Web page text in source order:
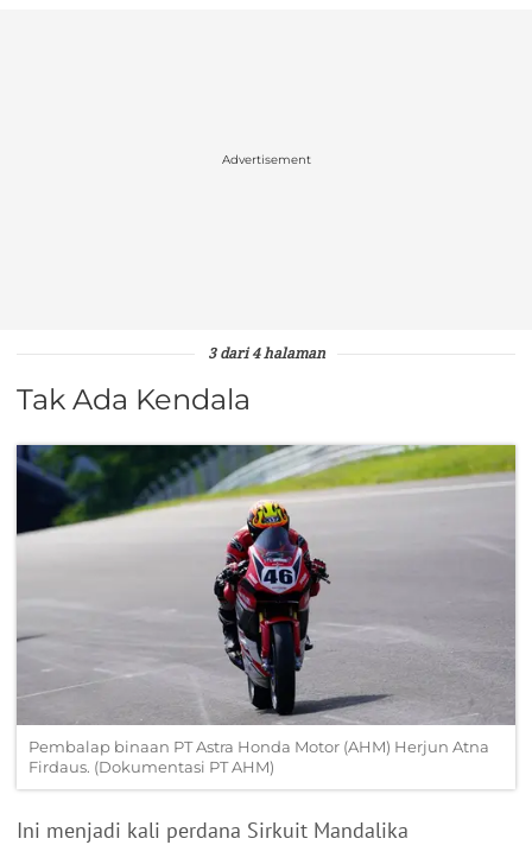
Advertisement
3 dari 4 halaman
Tak Ada Kendala
Pembalap binaan PT Astra Honda Motor (AHM) Herjun Atna
Firdaus. (Dokumentasi PT AHM)
Ini menjadi kali perdana Sirkuit Mandalika